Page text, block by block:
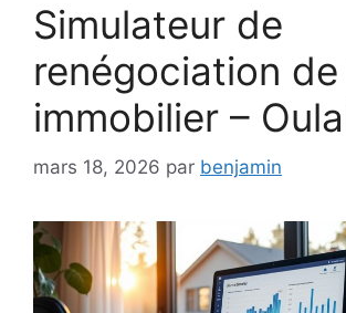
Simulateur de
renégociation
immobilier –
mars 18, 2026 par benjamin